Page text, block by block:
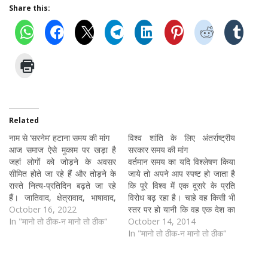
Share this:
Related
नाम से ‘सरनेम’ हटाना समय की मांग
आज समाज ऐसे मुकाम पर खड़ा है
जहां लोगों को जोड़ने के अवसर
सीमित होते जा रहे हैं और तोड़ने के
रास्ते नित्य-प्रतिदिन बढ़ते जा रहे
हैं। जातिवाद, क्षेत्रावाद, भाषावाद,
संप्रदायवाद एवं अन्य वाद लोगों पर
हावी होते जा रहे हैं। इन्हीं आधार पर
October 16, 2022
In "मानो तो ठीक-न मानो तो ठीक"
विश्व शांति के लिए अंतर्राष्ट्रीय
सरकार समय की मांग
वर्तमान समय का यदि विश्लेषण किया
जाये तो अपने आप स्पष्ट हो जाता है
कि पूरे विश्व में एक दूसरे के प्रति
विरोध बढ़ रहा है। चाहे वह किसी भी
स्तर पर हो यानी कि वह एक देश का
दूसरे देश के प्रति भी हो सकता है तो
एक व्यक्ति…
October 14, 2014
In "मानो तो ठीक-न मानो तो ठीक"